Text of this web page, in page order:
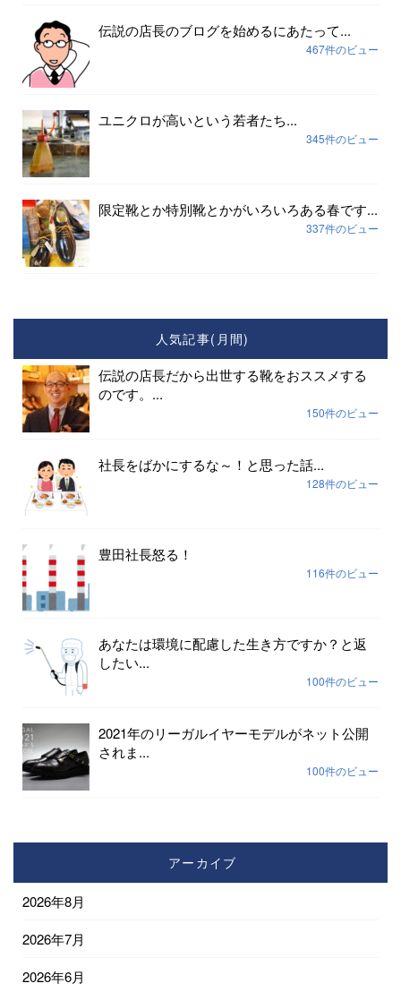
伝説の店長のブログを始めるにあたって...
467件のビュー
ユニクロが高いという若者たち...
345件のビュー
限定靴とか特別靴とかがいろいろある春です...
337件のビュー
人気記事(月間)
伝説の店長だから出世する靴をおススメする
のです。...
150件のビュー
社長をばかにするな～！と思った話...
128件のビュー
豊田社長怒る！
116件のビュー
あなたは環境に配慮した生き方ですか？と返
したい...
100件のビュー
2021年のリーガルイヤーモデルがネット公開
されま...
100件のビュー
アーカイブ
2026年8月
2026年7月
2026年6月